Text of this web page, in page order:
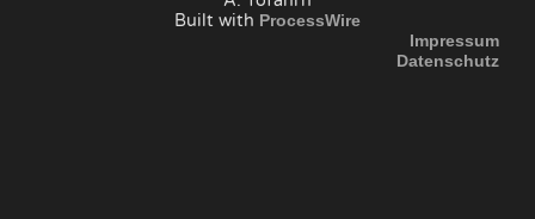
Built with ProcessWire
Impressum
Datenschutz